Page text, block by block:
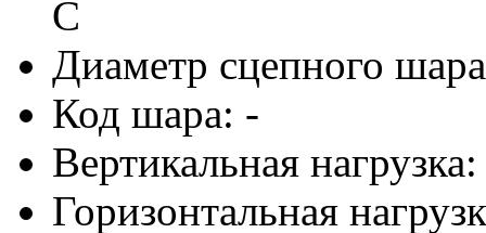
C
Диаметр сцепного
Код шара: -
Вертикальная
Горизонтальная